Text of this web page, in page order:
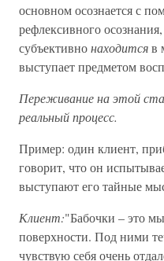
основном осознается с
рефлексивного
субъективнонаходитсяв
выступает предметом
Переживание на этой
реальный процесс.
Пример: один клиент,
говорит, что он
выступают его тайные
Клиент:"Бабочки – это
поверхности. Под ними
чувствую себя очень